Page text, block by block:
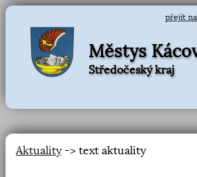
přejít
Městys
Středočeský kraj
Aktuality-> text aktuality